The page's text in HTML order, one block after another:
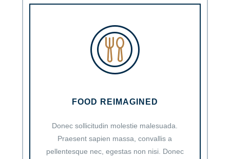
FOOD REIMAGINED
Donec sollicitudin molestie malesuada.
Praesent sapien massa, convallis a
pellentesque nec, egestas non nisi. Donec